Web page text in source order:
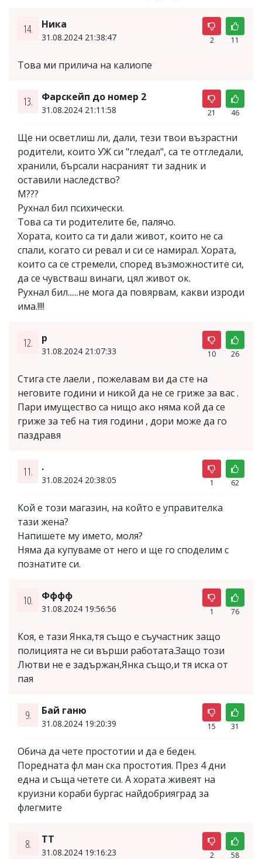
14. Ника
31.08.2024 21:38:47 2 11
Това ми прилича на калиопе
13. Фарскейп до номер 2
31.08.2024 21:11:58 21 46
Ще ни осветлиш ли, дали, тези твои възрастни
родители, които УЖ си "гледал", са те отгледали,
хранили, бърсали насраният ти задник и
оставили наследство?
М???
Рухнал бил психически.
Това са ти родителите бе, палячо.
Хората, които са ти дали живот, които не са
спали, когато си ревал и си се намирал. Хората,
които са се стремели, според възможностите си,
да се чувстваш винаги, цял живот ок.
Рухнал бил......не мога да повярвам, какви изроди
има.!!!!
12. р
31.08.2024 21:07:33 10 26
Стига сте лаели , пожелавам ви да сте на
неговите години и никой да не се гриже за вас .
Пари имущество са нищо ако няма кой да се
гриже за теб на тия години , дори може да го
паздравя
11. .
31.08.2024 20:38:05 1 62
Кой е този магазин, на който е управителка
тази жена?
Напишете му името, моля?
Няма да купуваме от него и ще го споделим с
познатите си.
10. Фффф
31.08.2024 19:56:56 1 76
Коя, е тази Янка,тя също е съучастник защо
полицията не си върши работата.Защо този
Лютви не е задържан,Янка също,и тя иска от
пая
9. Бай ганю
31.08.2024 19:20:39 15 31
Обича да чете простотии и да е беден.
Поредната фл ман ска простотия. През 4 дни
една и съща четете си. А хората живеят на
круизни кораби бургас найдобрияград за
флегмите
8. ТТ
31.08.2024 19:16:23 2 58